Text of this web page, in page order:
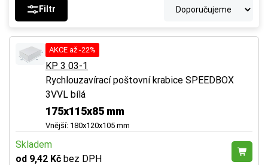
Filtr
AKCE až -22%
KP 3 03-1
Rychlouzavírací poštovní krabice SPEEDBOX
3VVL bílá
175x115x85 mm
Vnější: 180x120x105 mm
Skladem
od 9,42 Kč bez DPH